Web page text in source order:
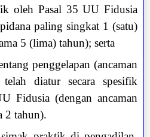
oleh Pasal 35 UU Fidusia
paling singkat 1 (satu)
5 (lima) tahun); serta
penggelapan (ancaman
diatur secara spesifik
Fidusia (dengan ancaman
2 tahun).